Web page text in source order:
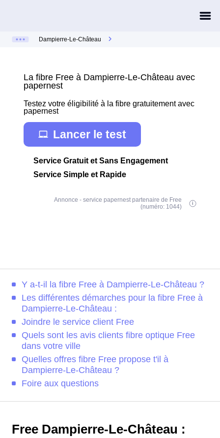
Dampierre-Le-Château
La fibre Free à Dampierre-Le-Château avec
papernest
Testez votre éligibilité à la fibre gratuitement avec
papernest
Lancer le test
Service Gratuit et Sans Engagement
Service Simple et Rapide
Annonce - service papernest partenaire de Free
(numéro: 1044)
Y a-t-il la fibre Free à Dampierre-Le-Château ?
Les différentes démarches pour la fibre Free à
Dampierre-Le-Château :
Joindre le service client Free
Quels sont les avis clients fibre optique Free
dans votre ville
Quelles offres fibre Free propose t'il à
Dampierre-Le-Château ?
Foire aux questions
Free Dampierre-Le-Château :